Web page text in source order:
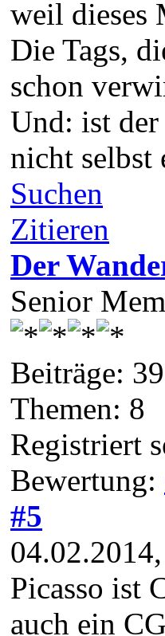
weil dieses
Die Tags,
schon
Und: ist
nicht selbst
Suchen
Zitieren
Der
Senior
Beiträge:
Themen: 8
Registriert
Bewertung:
#5
Picasso ist
auch ein